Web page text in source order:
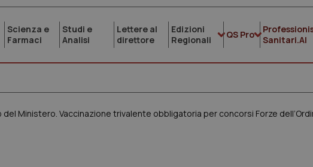
Scienza e
Farmaci
Studi e
Analisi
Lettere al
direttore
Edizioni
Regionali
QS Pro
Sanitari.AI